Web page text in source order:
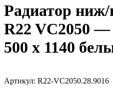
Радиатор
R22 VC2050 —
500 х 1140
Артикул: R22-VC2050.28.9016